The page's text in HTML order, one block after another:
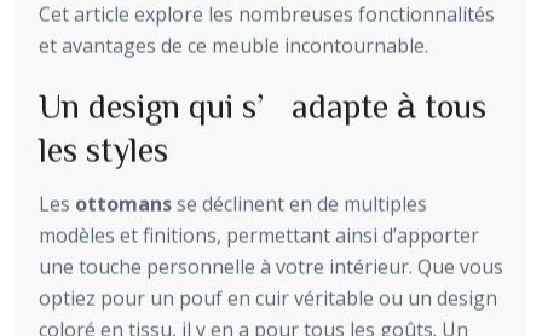
Cet article explore les nombreuses fonctionnalités
et avantages de ce meuble incontournable.
Un design qui s’adapte à tous
les styles
Les ottomansse déclinent en de multiples
modèles et finitions, permettant ainsi d’apporter
une touche personnelle à votre intérieur. Que vous
optiez pour un pouf en cuir véritable ou un design
coloré en tissu, il y en a pour tous les goûts. Un